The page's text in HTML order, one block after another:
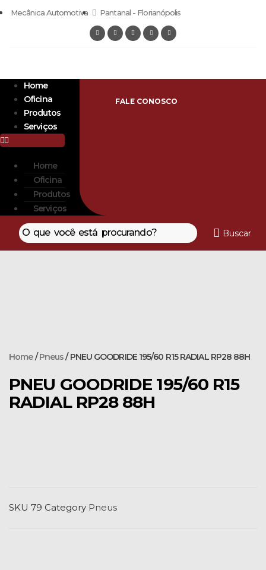
Mecânica Automotiva Pantanal - Florianópolis
Home
Oficina
Produtos
Serviços
Home
Oficina
Produtos
Serviços
FALE CONOSCO
Buscar
Home/Pneus/ PNEU GOODRIDE 195/60 R15 RADIAL RP28 88H
PNEU GOODRIDE 195/60 R15
RADIAL RP28 88H
SKU 79 Category Pneus